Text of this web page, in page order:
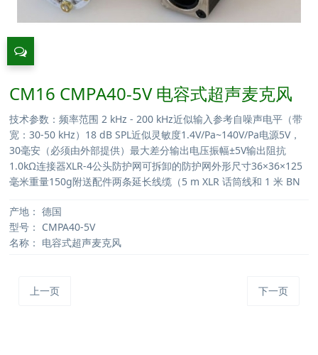
CM16 CMPA40-5V 电容式超声麦克风
技术参数：频率范围 2 kHz - 200 kHz近似输入参考自噪声电平（带
宽：30-50 kHz）18 dB SPL近似灵敏度1.4V/Pa~140V/Pa电源5V，
30毫安（必须由外部提供）最大差分输出电压振幅±5V输出阻抗
1.0kΩ连接器XLR-4公头防护网可拆卸的防护网外形尺寸36×36×125
毫米重量150g附送配件两条延长线缆（5 m XLR 话筒线和 1 米 BN
产地： 德国
型号： CMPA40-5V
名称： 电容式超声麦克风
上一页 下一页